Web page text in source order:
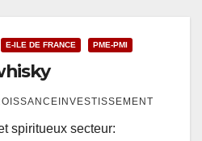
E-ILE DE FRANCE PME-PMI
spiritueux secteur: